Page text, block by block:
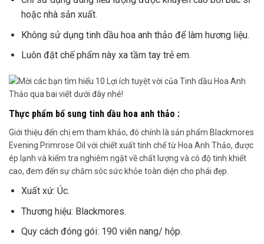
hoặc nhà sản xuất.
Không sử dụng tinh dầu hoa anh thảo để làm hương liệu.
Luôn đặt chế phẩm này xa tầm tay trẻ em.
Thực phẩm bổ sung tinh dầu hoa anh thảo :
Giới thiệu đến chị em tham khảo, đó chính là sản phẩm Blackmores
Evening Primrose Oil với chiết xuất tinh chế từ Hoa Anh Thảo, được
ép lạnh và kiểm tra nghiêm ngặt về chất lượng và có độ tinh khiết
cao, đem đến sự chăm sóc sức khỏe toàn diện cho phái đẹp.
Xuất xứ: Úc.
Thương hiệu: Blackmores.
Quy cách đóng gói: 190 viên nang/ hộp.